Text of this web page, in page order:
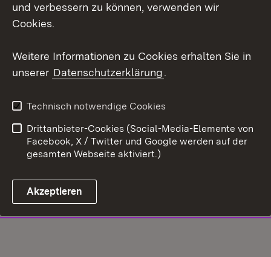
und verbessern zu können, verwenden wir
Cookies.
Weitere Informationen zu Cookies erhalten Sie in
unserer Datenschutzerklärung.
Technisch notwendige Cookies
Drittanbieter-Cookies (Social-Media-Elemente von
Facebook, X / Twitter und Google werden auf der
gesamten Webseite aktiviert.)
Akzeptieren